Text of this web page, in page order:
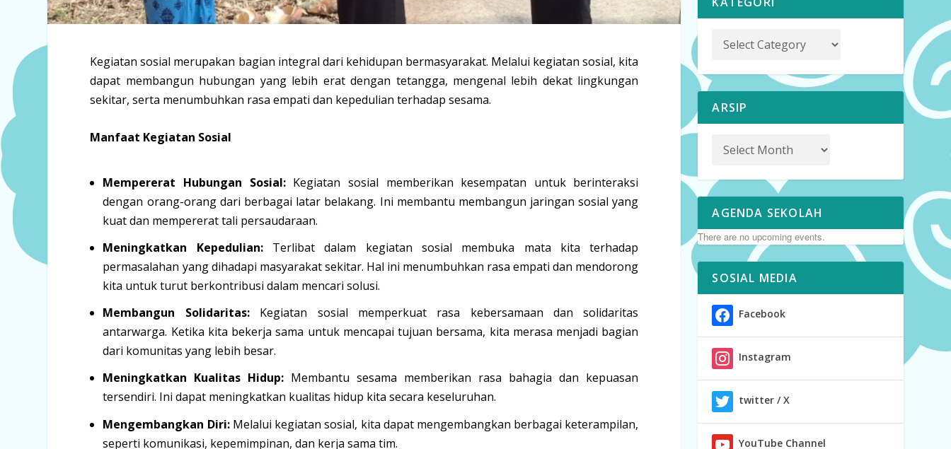
Kegiatan sosial merupakan bagian integral dari kehidupan bermasyarakat. Melalui kegiatan sosial, kita
dapat membangun hubungan yang lebih erat dengan tetangga, mengenal lebih dekat lingkungan
sekitar, serta menumbuhkan rasa empati dan kepedulian terhadap sesama.
Manfaat Kegiatan Sosial
Mempererat Hubungan Sosial:Kegiatan sosial memberikan kesempatan untuk berinteraksi
dengan orang-orang dari berbagai latar belakang. Ini membantu membangun jaringan sosial yang
kuat dan mempererat tali persaudaraan.
Meningkatkan Kepedulian:Terlibat dalam kegiatan sosial membuka mata kita terhadap
permasalahan yang dihadapi masyarakat sekitar. Hal ini menumbuhkan rasa empati dan mendorong
kita untuk turut berkontribusi dalam mencari solusi.
Membangun Solidaritas:Kegiatan sosial memperkuat rasa kebersamaan dan solidaritas
antarwarga. Ketika kita bekerja sama untuk mencapai tujuan bersama, kita merasa menjadi bagian
dari komunitas yang lebih besar.
Meningkatkan Kualitas Hidup: Membantu sesama memberikan rasa bahagia dan kepuasan
tersendiri. Ini dapat meningkatkan kualitas hidup kita secara keseluruhan.
Mengembangkan Diri:Melalui kegiatan sosial, kita dapat mengembangkan berbagai keterampilan,
seperti komunikasi, kepemimpinan, dan kerja sama tim.
ARSIP
AGENDA SEKOLAH
There are no upcoming events.
SOSIAL MEDIA
Facebook
Instagram
twitter / X
YouTube Channel